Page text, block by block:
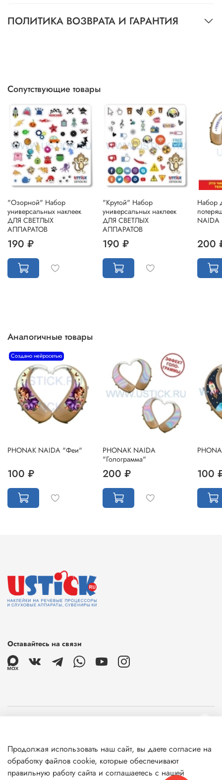
ПОЛИТИКА ВОЗВРАТА И ГАРАНТИЯ
Сопутствующие товары
"Озорной" Набор
универсальных наклеек
ДЛЯ СВЕТЛЫХ
АППАРАТОВ
190 ₽
"Крутой" Набор
универсальных наклеек
ДЛЯ СВЕТЛЫХ
АППАРАТОВ
190 ₽
Набор
NAIDA
200
Аналогичные товары
Создано нейросетью
PHONAK NAIDA "Феи"
100 ₽
PHONAK NAIDA
"Голограмма"
200 ₽ 100
Клиентам
Оставайтесь на связи
Продолжая использовать наш сайт, вы даете согласие на
обработку файлов cookie, которые обеспечивают
правильную работу сайта и соглашаетесь с нашей